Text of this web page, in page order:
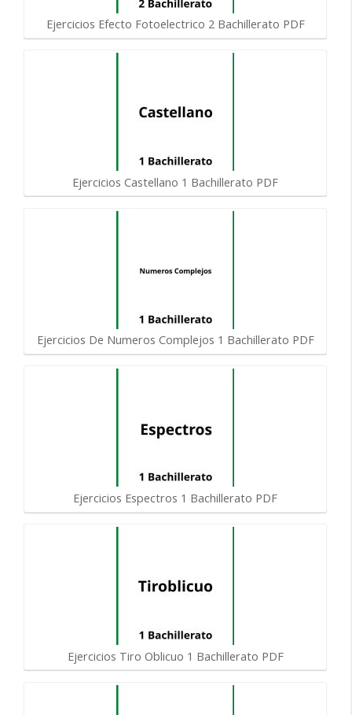
Ejercicios Efecto Fotoelectrico 2 Bachillerato PDF
Ejercicios Castellano 1 Bachillerato PDF
Ejercicios De Numeros Complejos 1 Bachillerato PDF
Ejercicios Espectros 1 Bachillerato PDF
Ejercicios Tiro Oblicuo 1 Bachillerato PDF